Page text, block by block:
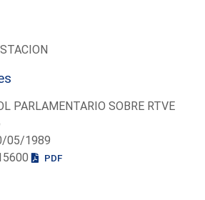
PARLAMENTARIO SOBRE RTVE
05/1989
PDF